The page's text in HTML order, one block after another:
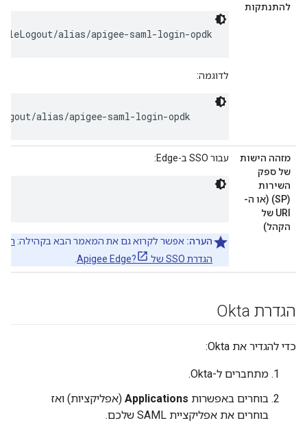
להתנתקות
alias/apigee-saml-login-opdk
לדוגמה:
alias/apigee-saml-login-opdk
מזהה הישות
של ספק
השירות
(SP) (או ה-
URI של
הקהל)
עבור SSO ב-Edge:
הערה: אפשר לקרוא גם את המאמר הבא בקהילה:
הגדרת SSO של Apigee Edge?
הגדרת Okta
כדי להגדיר את Okta:
מתחברים ל-Okta.
בוחרים באפשרות Applications (אפליקציות) ואז
בוחרים את אפליקציית SAML שלכם.